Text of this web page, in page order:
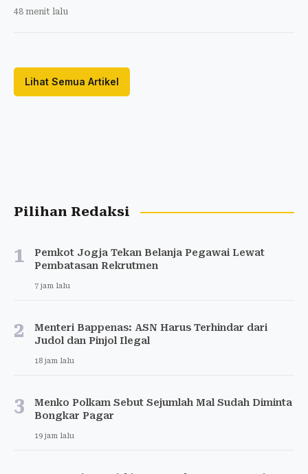
48 menit lalu
Lihat Semua Artikel
Pilihan Redaksi
1
Pemkot Jogja Tekan Belanja Pegawai Lewat
Pembatasan Rekrutmen
7 jam lalu
2
Menteri Bappenas: ASN Harus Terhindar dari
Judol dan Pinjol Ilegal
18 jam lalu
3
Menko Polkam Sebut Sejumlah Mal Sudah Diminta
Bongkar Pagar
19 jam lalu